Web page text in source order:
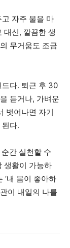
자주 물을 마
대신, 깔끔한 생
무거움도 조금
드다. 퇴근 후 30
듣거나, 가벼운
벗어나면 자기
다.
간 실천할 수
생활이 가능하
‘내 몸이 좋아하
이 내일의 나를